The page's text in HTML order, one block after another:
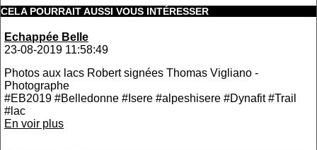
CELA POURRAIT AUSSI VOUS INTÉRESSER
Echappée Belle
23-08-2019 11:58:49
Photos aux lacs Robert signées Thomas Vigliano -
Photographe
#EB2019 #Belledonne #Isere #alpeshisere #Dynafit #Trail
#lac
En voir plus